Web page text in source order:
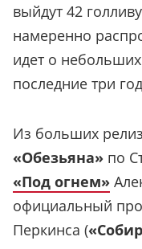
выйдут 42
намеренно
идет о
последние три
Из больших
«Обезьяна» по
«Под огнем»
официальный
Перкинса (